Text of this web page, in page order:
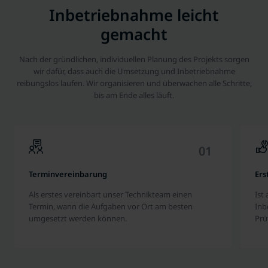
Inbetriebnahme leicht
gemacht
Nach der gründlichen, individuellen Planung des Projekts sorgen
wir dafür, dass auch die Umsetzung und Inbetriebnahme
reibungslos laufen. Wir organisieren und überwachen alle Schritte,
bis am Ende alles läuft.
01
Terminvereinbarung
Als erstes vereinbart unser Technikteam einen
Termin, wann die Aufgaben vor Ort am besten
umgesetzt werden können.
Ist